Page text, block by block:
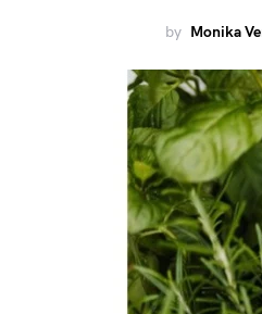
by Monika